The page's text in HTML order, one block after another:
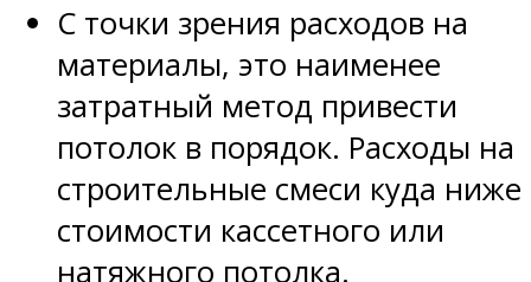
С точки зрения расходов на
материалы, это наименее
затратный метод привести
потолок в порядок. Расходы на
строительные смеси куда ниже
стоимости кассетного или
натяжного потолка.